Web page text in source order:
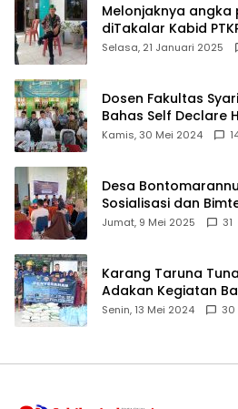
Melonjaknya angka
diTakalar Kabid
angkat bicara
Selasa, 21 Januari 2025
Dosen Fakultas
Bahas Self Declare
Ijtima Ulama MUI
Kamis, 30 Mei 2024
Desa
Sosialisasi dan
ID
Jumat, 9 Mei 2025 31
Karang Taruna
Adakan Kegiatan
Dhuafa dan Anak
Senin, 13 Mei 2024 30